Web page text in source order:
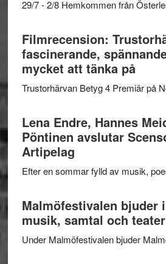
29/7 - 2/8 Hemkommen från
Filmrecension:
fascinerande,
mycket att tänka på
Trustorhärvan Betyg 4 Premiär på
Lena Endre, Hannes
Pöntinen avslutar
Artipelag
Efter en sommar fylld av musik,
Malmöfestivalen bjuder
musik, samtal och teater
Under Malmöfestivalen bjuder